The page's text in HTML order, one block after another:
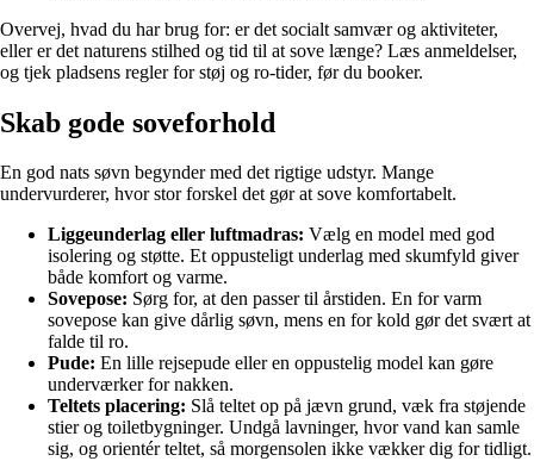
Overvej, hvad du har brug for: er det socialt samvær og aktiviteter,
eller er det naturens stilhed og tid til at sove længe? Læs anmeldelser,
og tjek pladsens regler for støj og ro-tider, før du booker.
Skab gode soveforhold
En god nats søvn begynder med det rigtige udstyr. Mange
undervurderer, hvor stor forskel det gør at sove komfortabelt.
Liggeunderlag eller luftmadras: Vælg en model med god
isolering og støtte. Et oppusteligt underlag med skumfyld giver
både komfort og varme.
Sovepose: Sørg for, at den passer til årstiden. En for varm
sovepose kan give dårlig søvn, mens en for kold gør det svært at
falde til ro.
Pude: En lille rejsepude eller en oppustelig model kan gøre
underværker for nakken.
Teltets placering: Slå teltet op på jævn grund, væk fra støjende
stier og toiletbygninger. Undgå lavninger, hvor vand kan samle
sig, og orientér teltet, så morgensolen ikke vækker dig for tidligt.